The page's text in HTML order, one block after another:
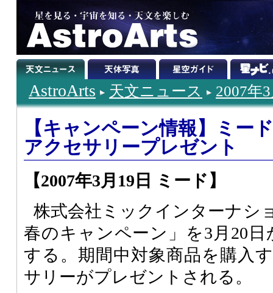
AstroArts 天文ニュース 2007年
【キャンペーン情報】ミー
アクセサリープレゼント
【2007年3月19日 ミード】
株式会社ミックインターナシ
春のキャンペーン」を3月20日
する。期間中対象商品を購入
サリーがプレゼントされる。